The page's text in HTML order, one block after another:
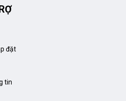
đặt
tin